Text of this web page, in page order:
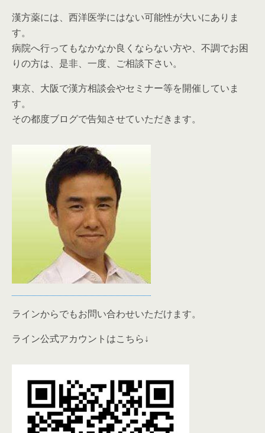
漢方薬には、西洋医学にはない可能性が大いにありま
す。
病院へ行ってもなかなか良くならない方や、不調でお困
りの方は、是非、一度、ご相談下さい。
東京、大阪で漢方相談会やセミナー等を開催していま
す。
その都度ブログで告知させていただきます。
ラインからでもお問い合わせいただけます。
ライン公式アカウントはこちら↓